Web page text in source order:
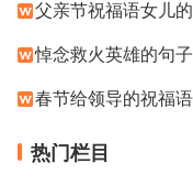
父亲节祝福语女儿
悼念救火英雄的句
春节给领导的祝福
热门栏目